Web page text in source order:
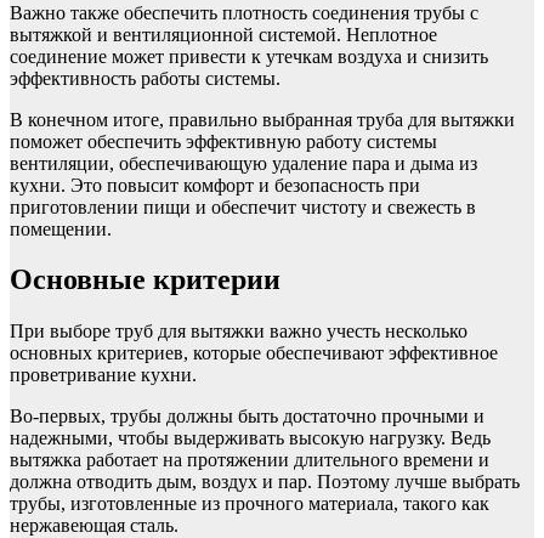
Важно также обеспечить плотность соединения трубы с
вытяжкой и вентиляционной системой. Неплотное
соединение может привести к утечкам воздуха и снизить
эффективность работы системы.
В конечном итоге, правильно выбранная труба для вытяжки
поможет обеспечить эффективную работу системы
вентиляции, обеспечивающую удаление пара и дыма из
кухни. Это повысит комфорт и безопасность при
приготовлении пищи и обеспечит чистоту и свежесть в
помещении.
Основные критерии
При выборе труб для вытяжки важно учесть несколько
основных критериев, которые обеспечивают эффективное
проветривание кухни.
Во-первых, трубы должны быть достаточно прочными и
надежными, чтобы выдерживать высокую нагрузку. Ведь
вытяжка работает на протяжении длительного времени и
должна отводить дым, воздух и пар. Поэтому лучше выбрать
трубы, изготовленные из прочного материала, такого как
нержавеющая сталь.